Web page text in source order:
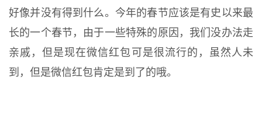
好像并没有得到什么。今年的春节应该是有史以来最
长的一个春节，由于一些特殊的原因，我们没办法走
亲戚，但是现在微信红包可是很流行的，虽然人未
到，但是微信红包肯定是到了的哦。